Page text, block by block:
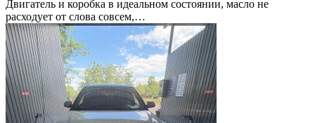
Двигатель и коробка в идеальном состоянии, масло не
расходует от слова совсем,…